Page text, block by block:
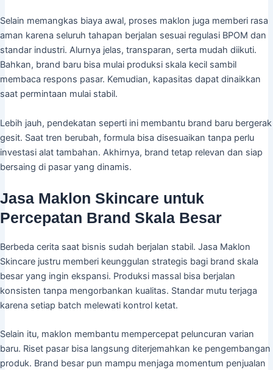
Selain memangkas biaya awal, proses maklon juga memberi rasa
aman karena seluruh tahapan berjalan sesuai regulasi BPOM dan
standar industri. Alurnya jelas, transparan, serta mudah diikuti.
Bahkan, brand baru bisa mulai produksi skala kecil sambil
membaca respons pasar. Kemudian, kapasitas dapat dinaikkan
saat permintaan mulai stabil.
Lebih jauh, pendekatan seperti ini membantu brand baru bergerak
gesit. Saat tren berubah, formula bisa disesuaikan tanpa perlu
investasi alat tambahan. Akhirnya, brand tetap relevan dan siap
bersaing di pasar yang dinamis.
Jasa Maklon Skincare untuk
Percepatan Brand Skala Besar
Berbeda cerita saat bisnis sudah berjalan stabil. Jasa Maklon
Skincare justru memberi keunggulan strategis bagi brand skala
besar yang ingin ekspansi. Produksi massal bisa berjalan
konsisten tanpa mengorbankan kualitas. Standar mutu terjaga
karena setiap batch melewati kontrol ketat.
Selain itu, maklon membantu mempercepat peluncuran varian
baru. Riset pasar bisa langsung diterjemahkan ke pengembangan
produk. Brand besar pun mampu menjaga momentum penjualan